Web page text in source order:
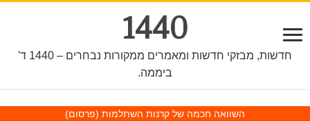
1440
חדשות, מבזקי חדשות ומאמרים ממקורות נבחרים – 1440 ד'
ביממה.
השוואה חכמה של קרנות השתלמות (פרסום)